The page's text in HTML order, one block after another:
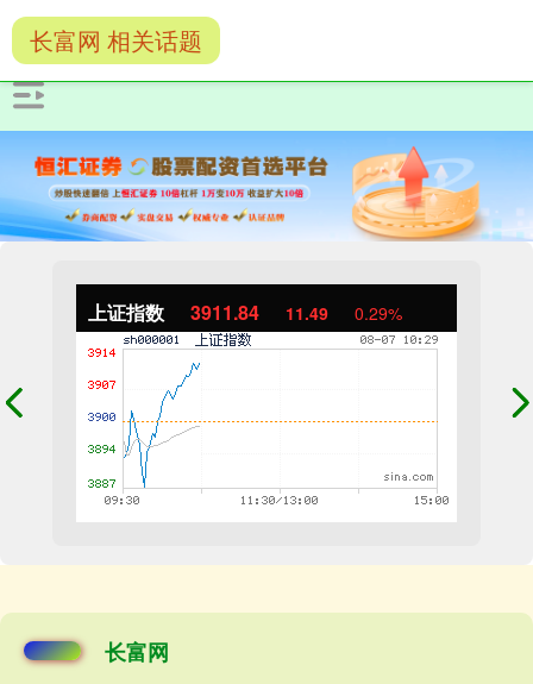
上证指数 3911.84 11.49 0.29%
长富网
长富网 相关话题